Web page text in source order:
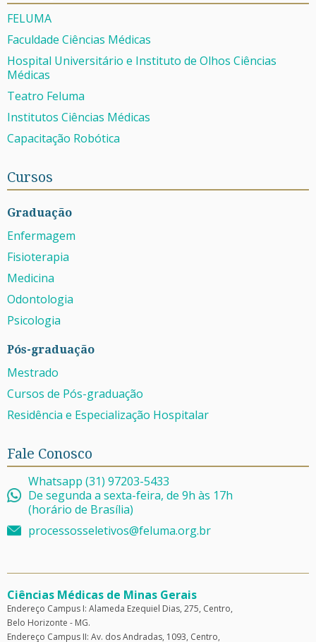
FELUMA
Faculdade Ciências Médicas
Hospital Universitário e Instituto de Olhos Ciências
Médicas
Teatro Feluma
Institutos Ciências Médicas
Capacitação Robótica
Cursos
Graduação
Enfermagem
Fisioterapia
Medicina
Odontologia
Psicologia
Pós-graduação
Mestrado
Cursos de Pós-graduação
Residência e Especialização Hospitalar
Fale Conosco
Whatsapp (31) 97203-5433
De segunda a sexta-feira, de 9h às 17h
(horário de Brasília)
processosseletivos@feluma.org.br
Ciências Médicas de Minas Gerais
Endereço Campus I: Alameda Ezequiel Dias, 275, Centro,
Belo Horizonte - MG.
Endereço Campus II: Av. dos Andradas, 1093, Centro,